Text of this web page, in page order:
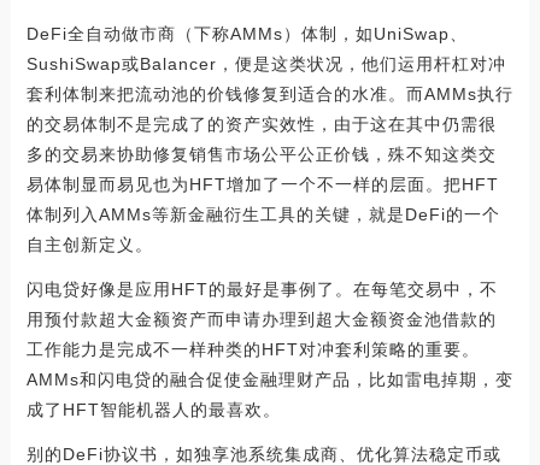
DeFi全自动做市商（下称AMMs）体制，如UniSwap、
SushiSwap或Balancer，便是这类状况，他们运用杆杠对冲
套利体制来把流动池的价钱修复到适合的水准。而AMMs执行
的交易体制不是完成了的资产实效性，由于这在其中仍需很
多的交易来协助修复销售市场公平公正价钱，殊不知这类交
易体制显而易见也为HFT增加了一个不一样的层面。把HFT
体制列入AMMs等新金融衍生工具的关键，就是DeFi的一个
自主创新定义。
闪电贷好像是应用HFT的最好是事例了。在每笔交易中，不
用预付款超大金额资产而申请办理到超大金额资金池借款的
工作能力是完成不一样种类的HFT对冲套利策略的重要。
AMMs和闪电贷的融合促使金融理财产品，比如雷电掉期，变
成了HFT智能机器人的最喜欢。
别的DeFi协议书，如独享池系统集成商、优化算法稳定币或